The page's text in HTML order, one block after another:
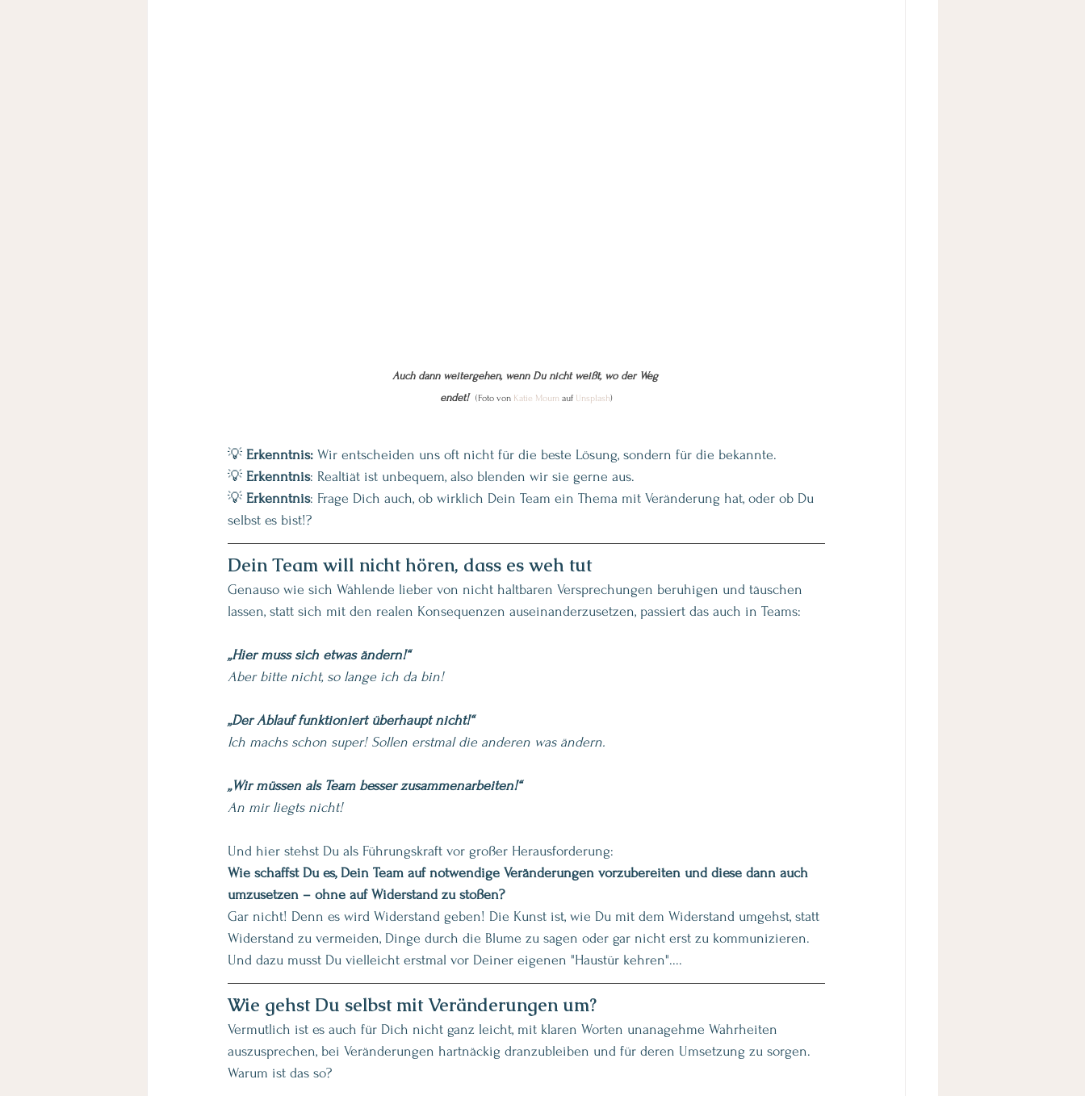
Auch dann weitergehen, wenn Du nicht weißt, wo der Weg
endet! (Foto von Katie Moum auf Unsplash)
💡 Erkenntnis: Wir entscheiden uns oft nicht für die beste Lösung, sondern für die bekannte.
💡 Erkenntnis: Realtiät ist unbequem, also blenden wir sie gerne aus.
💡 Erkenntnis: Frage Dich auch, ob wirklich Dein Team ein Thema mit Veränderung hat, oder ob Du
selbst es bist!?
Dein Team will nicht hören, dass es weh tut
Genauso wie sich Wählende lieber von nicht haltbaren Versprechungen beruhigen und täuschen
lassen, statt sich mit den realen Konsequenzen auseinanderzusetzen, passiert das auch in Teams:
„Hier muss sich etwas ändern!“
Aber bitte nicht, so lange ich da bin!
„Der Ablauf funktioniert überhaupt nicht!“
Ich machs schon super! Sollen erstmal die anderen was ändern.
„Wir müssen als Team besser zusammenarbeiten!“
An mir liegts nicht!
Und hier stehst Du als Führungskraft vor großer Herausforderung:
Wie schaffst Du es, Dein Team auf notwendige Veränderungen vorzubereiten und diese dann auch
umzusetzen – ohne auf Widerstand zu stoßen?
Gar nicht! Denn es wird Widerstand geben! Die Kunst ist, wie Du mit dem Widerstand umgehst, statt
Widerstand zu vermeiden, Dinge durch die Blume zu sagen oder gar nicht erst zu kommunizieren.
Und dazu musst Du vielleicht erstmal vor Deiner eigenen "Haustür kehren"....
Wie gehst Du selbst mit Veränderungen um?
Vermutlich ist es auch für Dich nicht ganz leicht, mit klaren Worten unanagehme Wahrheiten
auszusprechen, bei Veränderungen hartnäckig dranzubleiben und für deren Umsetzung zu sorgen.
Warum ist das so?